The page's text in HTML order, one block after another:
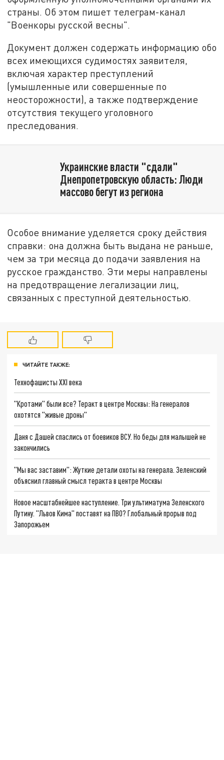
страны. Об этом пишет телеграм-канал
"Военкоры русской весны".
Документ должен содержать информацию обо
всех имеющихся судимостях заявителя,
включая характер преступлений
(умышленные или совершенные по
неосторожности), а также подтверждение
отсутствия текущего уголовного
преследования.
Украинские власти "сдали"
Днепропетровскую область: Люди
массово бегут из региона
Особое внимание уделяется сроку действия
справки: она должна быть выдана не раньше,
чем за три месяца до подачи заявления на
русское гражданство. Эти меры направлены
на предотвращение легализации лиц,
связанных с преступной деятельностью.
ЧИТАЙТЕ ТАКЖЕ:
Технофашисты XXI века
"Кротами" были все? Теракт в центре Москвы: На генералов
охотятся "живые дроны"
Даня с Дашей спаслись от боевиков ВСУ. Но беды для малышей не
закончились
"Мы вас заставим": Жуткие детали охоты на генерала. Зеленский
объяснил главный смысл теракта в центре Москвы
Новое масштабнейшее наступление. Три ультиматума Зеленского
Путину. "Львов Кима" поставят на ПВО? Глобальный прорыв под
Запорожьем